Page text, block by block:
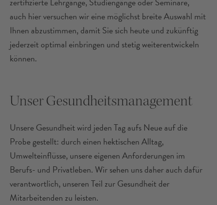
auch hier versuchen wir eine möglichst breite Auswahl mit
Ihnen abzustimmen, damit Sie sich heute und zukünftig
jederzeit optimal einbringen und stetig weiterentwickeln
können.
Unser Gesundheitsmanagement
Unsere Gesundheit wird jeden Tag aufs Neue auf die
Probe gestellt: durch einen hektischen Alltag,
Umwelteinflüsse, unsere eigenen Anforderungen im
Berufs- und Privatleben. Wir sehen uns daher auch dafür
verantwortlich, unseren Teil zur Gesundheit der
Mitarbeitenden zu leisten.